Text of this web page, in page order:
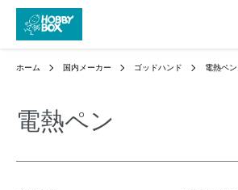
ホーム 国内メーカー ゴッドハンド 電熱ペン
電熱ペン